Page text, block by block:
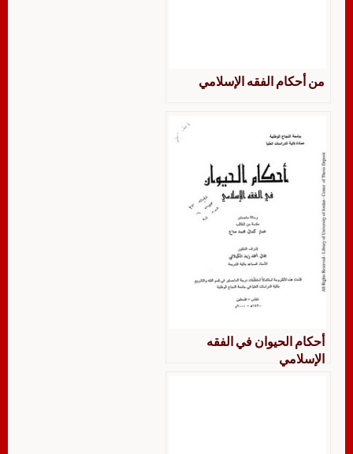
من أحكام الفقه الإسلامي
أحكام الحيوان في الفقه
الإسلامي